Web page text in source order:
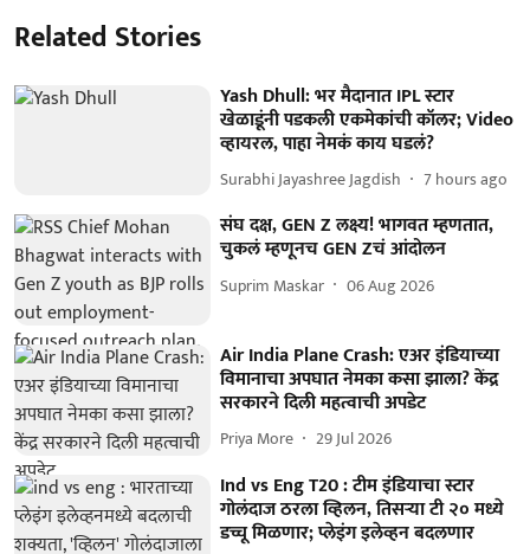
Related Stories
Yash Dhull: भर मैदानात IPL स्टार
खेळाडूंनी पडकली एकमेकांची कॉलर; Video
व्हायरल, पाहा नेमकं काय घडलं?
Surabhi Jayashree Jagdish 7 hours ago
संघ दक्ष, GEN Z लक्ष्य! भागवत म्हणतात,
चुकलं म्हणूनच GEN Zचं आंदोलन
Suprim Maskar 06 Aug 2026
Air India Plane Crash: एअर इंडियाच्या
विमानाचा अपघात नेमका कसा झाला? केंद्र
सरकारने दिली महत्वाची अपडेट
Priya More 29 Jul 2026
Ind vs Eng T20 : टीम इंडियाचा स्टार
गोलंदाज ठरला व्हिलन, तिसऱ्या टी २० मध्ये
डच्चू मिळणार; प्लेइंग इलेव्हन बदलणार